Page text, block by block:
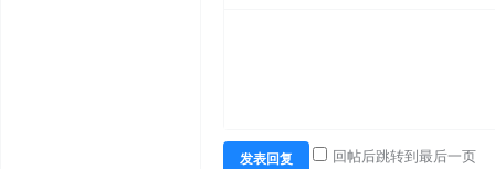
发表回复 回帖后跳转到最后一页